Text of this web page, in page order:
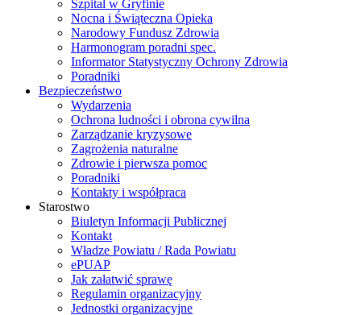
Szpital w Gryfinie
Nocna i Świąteczna Opieka
Narodowy Fundusz Zdrowia
Harmonogram poradni spec.
Informator Statystyczny Ochrony Zdrowia
Poradniki
Bezpieczeństwo
Wydarzenia
Ochrona ludności i obrona cywilna
Zarządzanie kryzysowe
Zagrożenia naturalne
Zdrowie i pierwsza pomoc
Poradniki
Kontakty i współpraca
Starostwo
Biuletyn Informacji Publicznej
Kontakt
Władze Powiatu / Rada Powiatu
ePUAP
Jak załatwić sprawę
Regulamin organizacyjny
Jednostki organizacyjne